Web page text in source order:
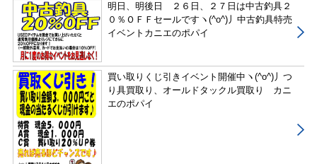
明日、明後日 ２６日、２７日は中古釣具２
０％ＯＦＦセールですヽ(^o^)丿中古釣具特売
イベントカニエのポパイ
買い取りくじ引きイベント開催中ヽ(^o^)丿つ
り具買取り、オールドタックル買取り カニ
エのポパイ